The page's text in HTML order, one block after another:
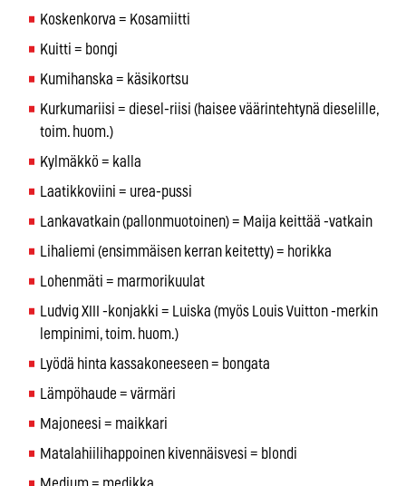
Koskenkorva = Kosamiitti
Kuitti = bongi
Kumihanska = käsikortsu
Kurkumariisi = diesel-riisi (haisee väärintehtynä dieselille,
toim. huom.)
Kylmäkkö = kalla
Laatikkoviini = urea-pussi
Lankavatkain (pallonmuotoinen) = Maija keittää -vatkain
Lihaliemi (ensimmäisen kerran keitetty) = horikka
Lohenmäti = marmorikuulat
Ludvig XIII -konjakki = Luiska (myös Louis Vuitton -merkin
lempinimi, toim. huom.)
Lyödä hinta kassakoneeseen = bongata
Lämpöhaude = värmäri
Majoneesi = maikkari
Matalahiilihappoinen kivennäisvesi = blondi